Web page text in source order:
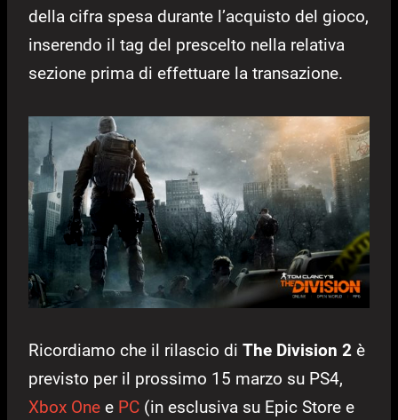
della cifra spesa durante l’acquisto del gioco,
inserendo il tag del prescelto nella relativa
sezione prima di effettuare la transazione.
Ricordiamo che il rilascio di The Division 2 è
previsto per il prossimo 15 marzo su PS4,
Xbox One e PC (in esclusiva su Epic Store e